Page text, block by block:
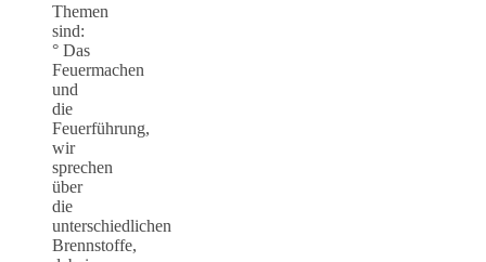
Themen
sind:
° Das
Feuermachen
und
die
Feuerführung,
wir
sprechen
über
die
unterschiedlichen
Brennstoffe,